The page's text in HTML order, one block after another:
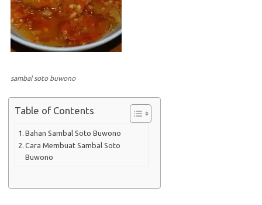
sambal soto buwono
Table of Contents
Bahan Sambal Soto Buwono
Cara Membuat Sambal Soto
Buwono